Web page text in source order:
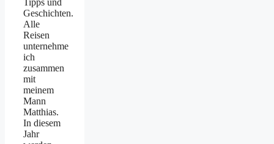
Geschichten.
Alle
Reisen
unternehme
ich
zusammen
mit
meinem
Mann
Matthias.
In diesem
Jahr